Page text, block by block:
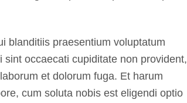
blanditiis praesentium voluptatum
occaecati cupiditate non provident,
et dolorum fuga. Et harum
cum soluta nobis est eligendi optio